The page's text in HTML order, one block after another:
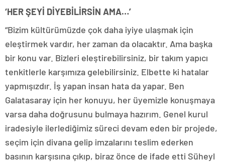
‘HER ŞEYİ DİYEBİLİRSİN AMA…’
“Bizim kültürümüzde çok daha iyiye ulaşmak için
eleştirmek vardır, her zaman da olacaktır. Ama başka
bir konu var. Bizleri eleştirebilirsiniz, bir takım yapıcı
tenkitlerle karşımıza gelebilirsiniz. Elbette ki hatalar
yapmışızdır. İş yapan insan hata da yapar. Ben
Galatasaray için her konuyu, her üyemizle konuşmaya
varsa daha doğrusunu bulmaya hazırım. Genel kurul
iradesiyle ilerlediğimiz süreci devam eden bir projede,
seçim için divana gelip imzalarını teslim ederken
basının karşısına çıkıp, biraz önce de ifade etti Süheyl